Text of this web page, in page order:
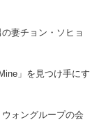
妻チョン・ソヒョ
」を見つけ手にす
ォングループの会